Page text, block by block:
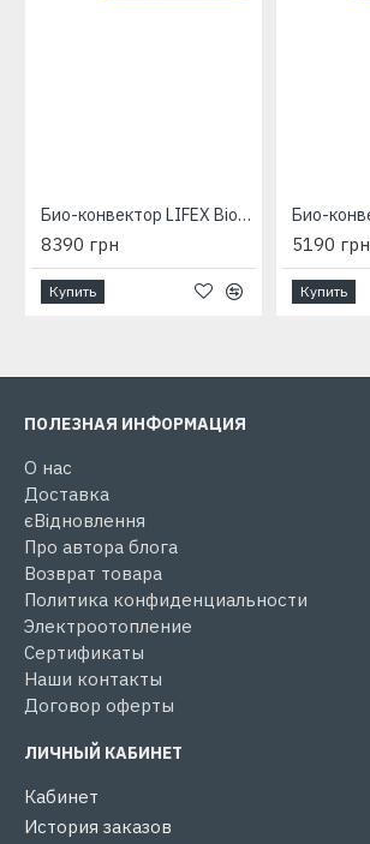
Био-конвектор LIFEX BioAir 1400R (бежевый) с терморегулятором
8390 грн
Купить
5190 грн
Купить
ПОЛЕЗНАЯ ИНФОРМАЦИЯ
О нас
Доставка
єВідновлення
Про автора блога
Возврат товара
Политика конфиденциальности
Электроотопление
Сертификаты
Наши контакты
Договор оферты
ЛИЧНЫЙ КАБИНЕТ
Кабинет
История заказов